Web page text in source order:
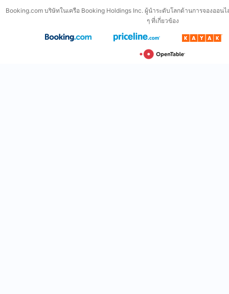
Booking.com บริษัทในเครือ Booking Holdings Inc. ผู้นำระดับโลกด้านการจองออน
ๆ ที่เกี่ยวข้อง